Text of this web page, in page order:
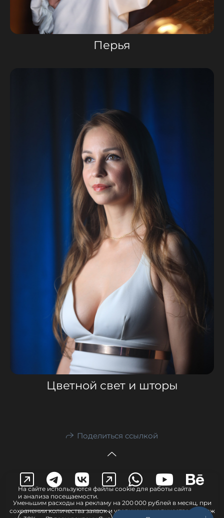
Перья
Цветной свет и шторы
Поделиться ссылкой
Уменьшим расходы на рекламу на 200 000 рублей в месяц, при
сохранении количества заявок и увеличении количества продаж
На сайте используются файлы cookie для работы сайта
и анализа посещаемости.